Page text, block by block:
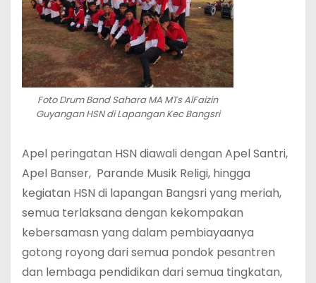
Foto Drum Band Sahara MA MTs AlFaizin
Guyangan HSN di Lapangan Kec Bangsri
Apel peringatan HSN diawali dengan Apel Santri,
Apel Banser, Parande Musik Religi, hingga
kegiatan HSN di lapangan Bangsri yang meriah,
semua terlaksana dengan kekompakan
kebersamasn yang dalam pembiayaanya
gotong royong dari semua pondok pesantren
dan lembaga pendidikan dari semua tingkatan,